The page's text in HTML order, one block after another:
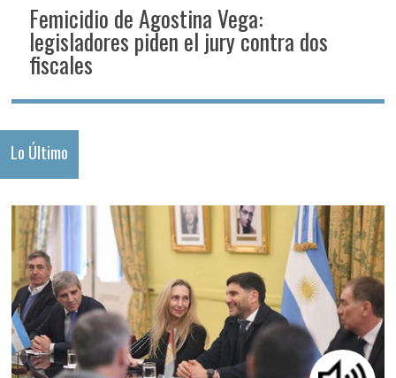
Femicidio de Agostina Vega:
legisladores piden el jury contra dos
fiscales
Lo Último